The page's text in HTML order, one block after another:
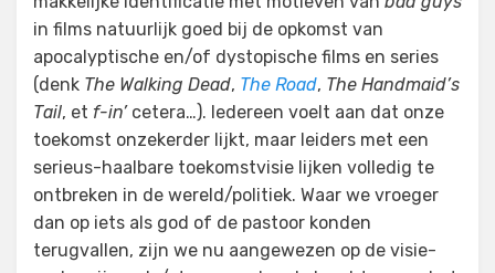
in films natuurlijk goed bij de opkomst van
apocalyptische en/of dystopische films en series
(denk The Walking Dead, The Road, The Handmaid’s
Tail, et f-in’cetera…). Iedereen voelt aan dat onze
toekomst onzekerder lijkt, maar leiders met een
serieus-haalbare toekomstvisie lijken volledig te
ontbreken in de wereld/politiek. Waar we vroeger
dan op iets als god of de pastoor konden
terugvallen, zijn we nu aangewezen op de visie-